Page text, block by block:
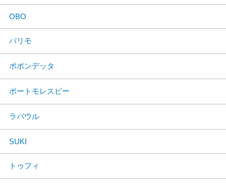
OBO
バリモ
ポポンデッタ
ポートモレスビー
ラバウル
SUKI
トゥフィ